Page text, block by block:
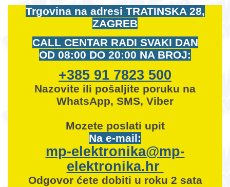
Trgovina na adresi TRATINSKA 28,
ZAGREB
CALL CENTAR RADI SVAKI DAN
OD 08:00 DO 20:00 NA BROJ:
+385 91 7823 500
Nazovite ili pošaljite poruku na
WhatsApp, SMS, Viber
Mozete poslati upit
Na e-mail:
mp-elektronika@mp-
elektronika.hr
Odgovor ćete dobiti u roku 2 sata